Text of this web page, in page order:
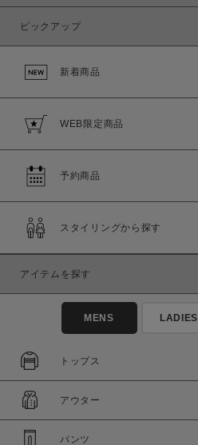
ピックアップ
新着商品
WEB限定商品
予約商品
スタイリングから探す
アイテムを探す
MENS LADIES
トップス
アウター
パンツ